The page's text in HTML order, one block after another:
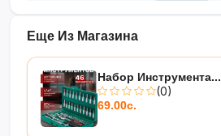
Еще Из Магазина
Набор Инструмента...
(0)
69.00с.